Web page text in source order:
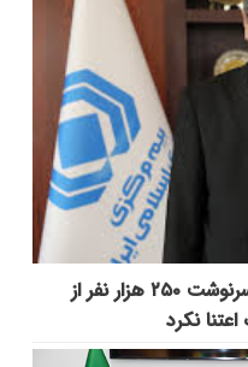
نمی‌توان نسبت به سرنوشت ۲۵۰ هزار نفر از
نکرد